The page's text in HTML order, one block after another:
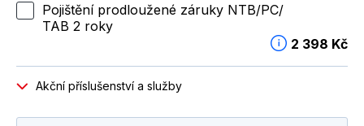
Pojištění prodloužené záruky NTB/PC/
TAB 2 roky
2 398 Kč
Akční příslušenství a služby